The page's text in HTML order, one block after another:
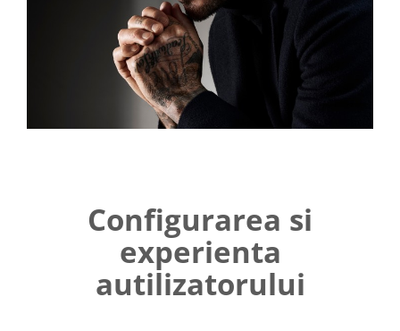
Configurarea si
experienta
autilizatorului